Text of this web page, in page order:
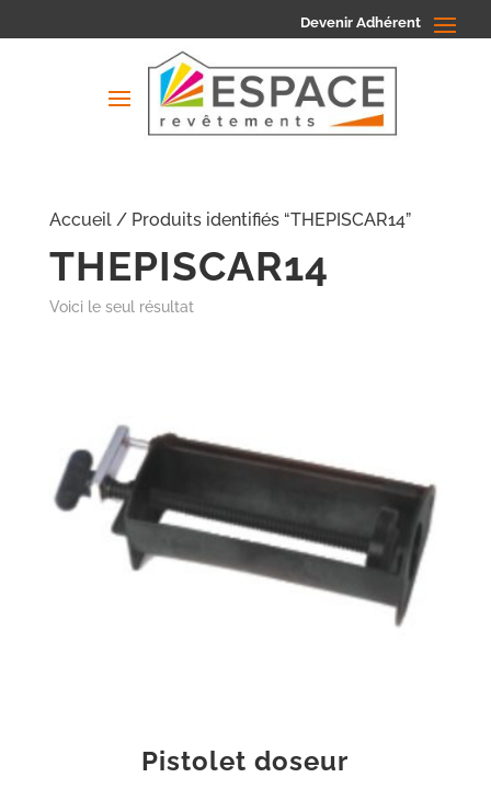
Devenir Adhérent
Accueil/ Produits identifiés “THEPISCAR14”
THEPISCAR14
Voici le seul résultat
Pistolet doseur